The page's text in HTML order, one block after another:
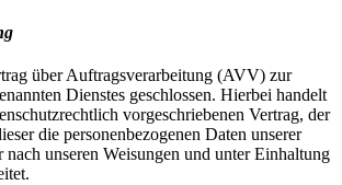
über Auftragsverarbeitung (AVV) zur
Dienstes geschlossen. Hierbei handelt
vorgeschriebenen Vertrag, der
die personenbezogenen Daten unserer
nach unseren Weisungen und unter Einhaltung